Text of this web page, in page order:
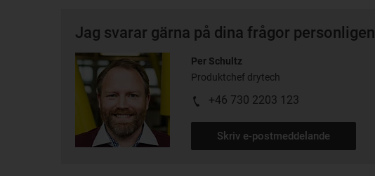
Jag svarar gärna på dina frågor personligen
Per Schultz
Produktchef drytech
+46 730 2203 123
Skriv e-postmeddelande